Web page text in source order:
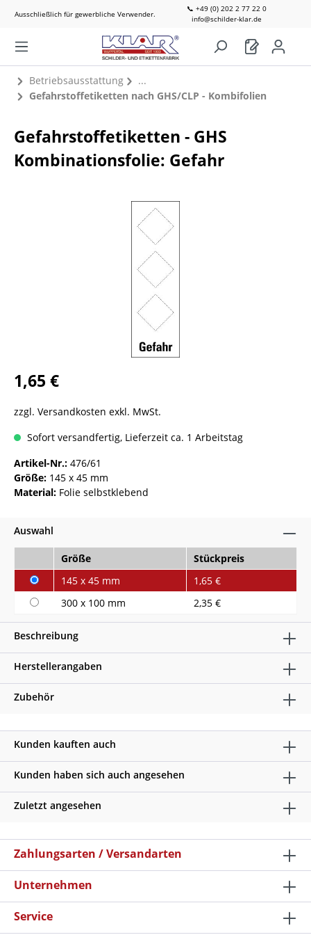
Ausschließlich für gewerbliche Verwender.
📞 +49 (0) 202 2 77 22 0
info@schilder-klar.de
Betriebsausstattung
Gefahrstoffetiketten nach GHS/CLP - Kombifolien
Gefahrstoffetiketten - GHS
Kombinationsfolie: Gefahr
1,65 €
zzgl. Versandkosten exkl. MwSt.
Sofort versandfertig, Lieferzeit ca. 1 Arbeitstag
Artikel-Nr.: 476/61
Größe: 145 x 45 mm
Material: Folie selbstklebend
Auswahl
Größe
Stückpreis
145 x 45 mm
1,65 €
300 x 100 mm
2,35 €
Beschreibung
Herstellerangaben
Zubehör
Kunden kauften auch
Kunden haben sich auch angesehen
Zuletzt angesehen
Zahlungsarten / Versandarten
Unternehmen
Service